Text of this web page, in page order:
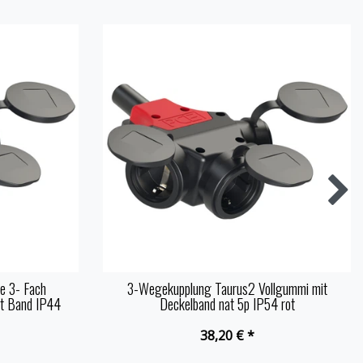
3- Fach
Band IP44
3-Wegekupplung Taurus2 Vollgummi mit
Deckelband nat 5p IP54 rot
38,20 € *